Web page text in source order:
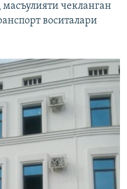
чекланган
воситалари